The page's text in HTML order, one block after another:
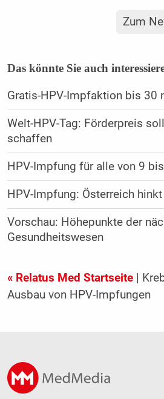
Zum
Das könnte Sie auch
Gratis-HPV-Impfaktion bis 30
Welt-HPV-Tag: Förderpreis
schaffen
HPV-Impfung für alle von 9
HPV-Impfung: Österreich
Vorschau: Höhepunkte der
Gesundheitswesen
« Relatus Med Startseite|
Ausbau von HPV-Impfungen